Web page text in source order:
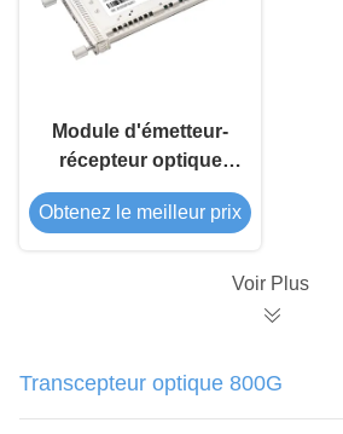
Module d'émetteur-
récepteur optique
cohérent CFP DCO
100G
Obtenez le meilleur prix
Voir Plus
Transcepteur optique 800G